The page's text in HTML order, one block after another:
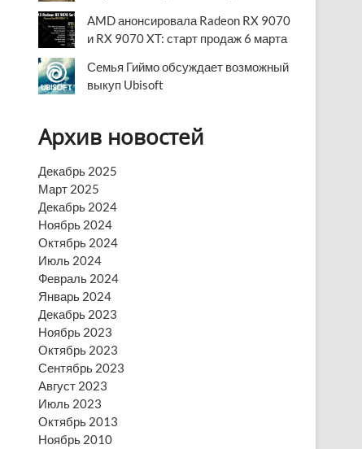
AMD анонсировала Radeon RX 9070
и RX 9070 XT: старт продаж 6 марта
Семья Гиймо обсуждает возможный
выкуп Ubisoft
Архив новостей
Декабрь 2025
Март 2025
Декабрь 2024
Ноябрь 2024
Октябрь 2024
Июль 2024
Февраль 2024
Январь 2024
Декабрь 2023
Ноябрь 2023
Октябрь 2023
Сентябрь 2023
Август 2023
Июль 2023
Октябрь 2013
Ноябрь 2010